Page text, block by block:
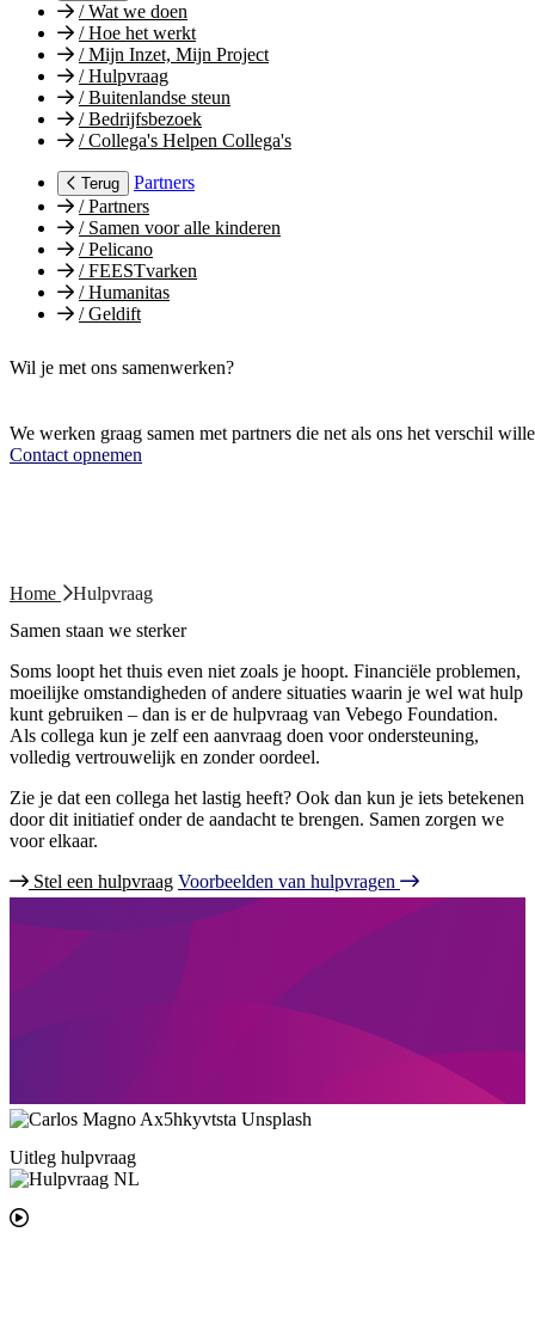
/Wat we doen
/Hoe het werkt
/Mijn Inzet, Mijn Project
/Hulpvraag
/Buitenlandse steun
/Bedrijfsbezoek
/Collega's Helpen Collega's
Terug
Partners
/Partners
/Samen voor alle kinderen
/Pelicano
/FEESTvarken
/Humanitas
/Geldift
Wil je met ons samenwerken?
We werken graag samen met partners die net als ons het verschil
Contact opnemen
Home
Hulpvraag
Samen staan we sterker
Soms loopt het thuis even niet zoals je hoopt. Financiële problemen,
moeilijke omstandigheden of andere situaties waarin je wel wat hulp
kunt gebruiken – dan is er de hulpvraag van Vebego Foundation.
Als collega kun je zelf een aanvraag doen voor ondersteuning,
volledig vertrouwelijk en zonder oordeel.
Zie je dat een collega het lastig heeft? Ook dan kun je iets betekenen
door dit initiatief onder de aandacht te brengen. Samen zorgen we
voor elkaar.
Stel een hulpvraag Voorbeelden van hulpvragen
Uitleg hulpvraag